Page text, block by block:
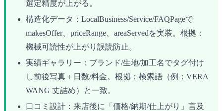
選定精度が上がる。
構造化データ：LocalBusiness/Service/FAQPageで
makesOffer、priceRange、areaServedを実装。根拠：
機械可読性が上がり誤読防止。
実績ギャラリー：ブランド/生地/加工名でタグ付け
し前後写真＋日数/料金。根拠：検索語（例：VERA
WANG 丈詰め）と一致。
口コミ設計：来店後に「価格/納期/仕上がり」言及